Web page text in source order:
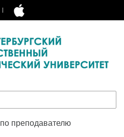
по преподавателю